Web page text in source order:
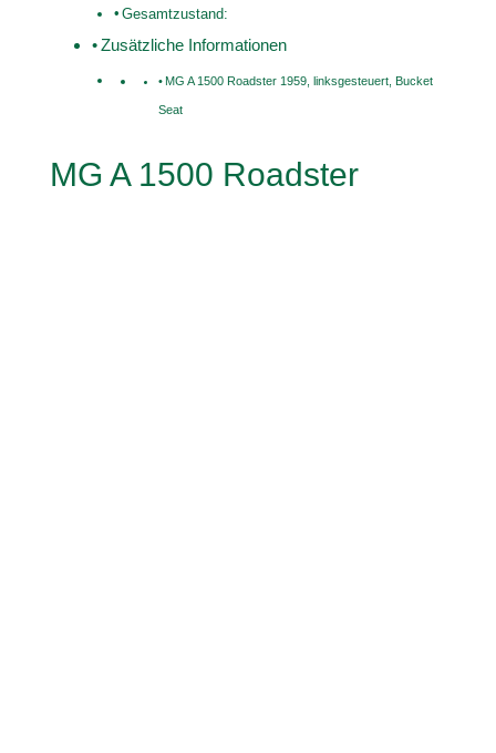
Gesamtzustand:
Zusätzliche Informationen
MG A 1500 Roadster 1959, linksgesteuert, Bucket
Seat
MG A 1500 Roadster